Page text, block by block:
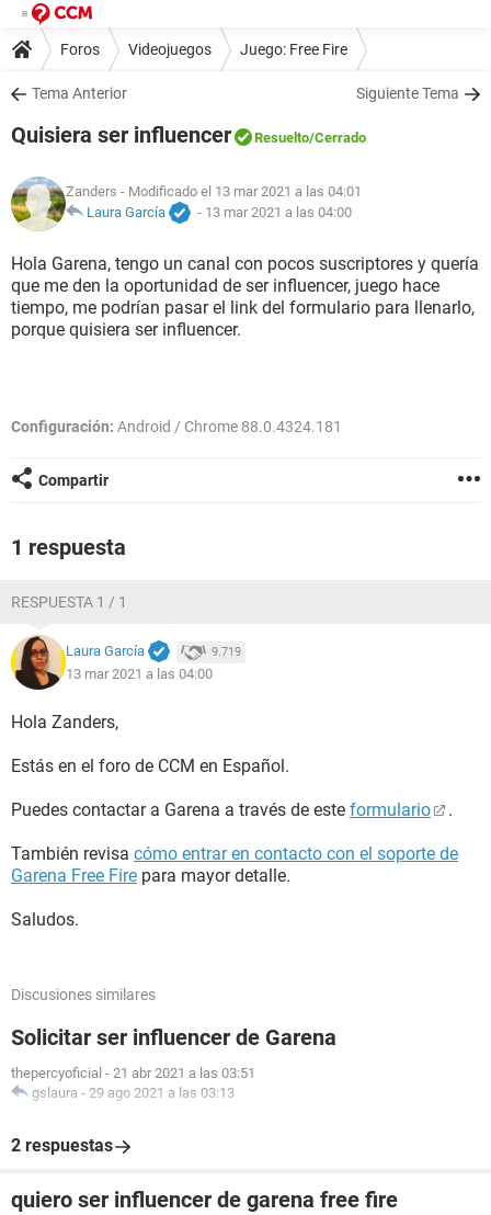
Foros Videojuegos Juego: Free Fire
Tema Anterior Siguiente Tema
Quisiera ser influencer Resuelto/Cerrado
Zanders - Modificado el 13 mar 2021 a las 04:01
Laura García
- 13 mar 2021 a las 04:00
Hola Garena, tengo un canal con pocos suscriptores y quería
que me den la oportunidad de ser influencer, juego hace
tiempo, me podrían pasar el link del formulario para llenarlo,
porque quisiera ser influencer.
Configuración: Android / Chrome 88.0.4324.181
Compartir
1 respuesta
RESPUESTA 1 / 1
Laura García 9.719
13 mar 2021 a las 04:00
Hola Zanders,
Estás en el foro de CCM en Español.
Puedes contactar a Garena a través de este formulario .
También revisa cómo entrar en contacto con el soporte de
Garena Free Fire para mayor detalle.
Saludos.
Discusiones similares
Solicitar ser influencer de Garena
thepercyoficial - 21 abr 2021 a las 03:51
gslaura - 29 ago 2021 a las 03:13
2 respuestas
quiero ser influencer de garena free fire